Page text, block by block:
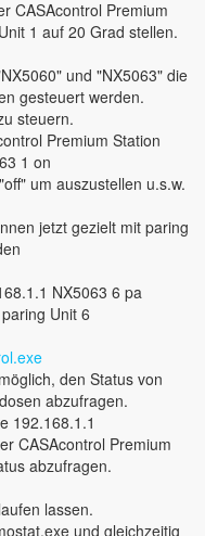
CASAcontrol Premium
1 auf 20 Grad stellen.
und "NX5063" die
gesteuert werden.
steuern.
Premium Station
1 on
um auszustellen u.s.w.
jetzt gezielt mit paring
NX5063 6 pa
Unit 6
den Status von
abzufragen.
192.168.1.1
CASAcontrol Premium
abzufragen.
lassen.
und gleichzeitig